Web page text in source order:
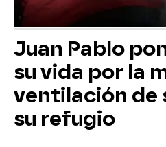
Juan Pablo
su vida por la
ventilación de
su refugio